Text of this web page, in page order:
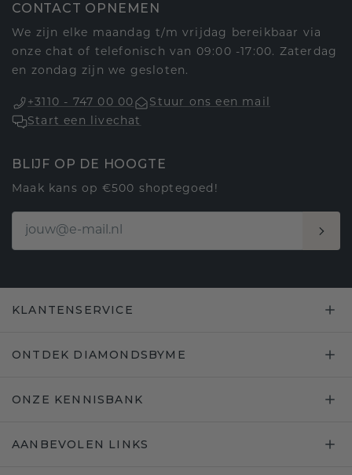
CONTACT OPNEMEN
We zijn elke maandag t/m vrijdag bereikbaar via
onze chat of telefonisch van 09:00 -17:00. Zaterdag
en zondag zijn we gesloten.
+3110 - 747 00 00
Stuur ons een mail
Start een livechat
BLIJF OP DE HOOGTE
Maak kans op €500 shoptegoed!
KLANTENSERVICE
ONTDEK DIAMONDSBYME
ONZE KENNISBANK
AANBEVOLEN LINKS